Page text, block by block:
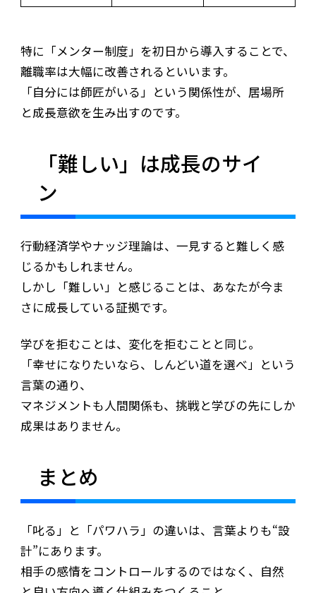
特に「メンター制度」を初日から導入することで、
離職率は大幅に改善されるといいます。
「自分には師匠がいる」という関係性が、居場所
と成長意欲を生み出すのです。
「難しい」は成長のサイ
ン
行動経済学やナッジ理論は、一見すると難しく感
じるかもしれません。
しかし「難しい」と感じることは、あなたが今ま
さに成長している証拠です。
学びを拒むことは、変化を拒むことと同じ。
「幸せになりたいなら、しんどい道を選べ」という
言葉の通り、
マネジメントも人間関係も、挑戦と学びの先にしか
成果はありません。
まとめ
「叱る」と「パワハラ」の違いは、言葉よりも“設
計”にあります。
相手の感情をコントロールするのではなく、自然